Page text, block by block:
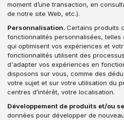
moment d’une transaction, en
de notre site Web, etc.).
Personnalisation. Certains produits
fonctionnalités personnalisées, telles
qui optimisent vos expériences et
fonctionnalités utilisent des
d'adapter vos expériences en
disposons sur vous, comme des
votre sujet et sur votre utilisation du
centres d’intérêt, votre localisation.
Développement de produits et/ou
données pour développer de